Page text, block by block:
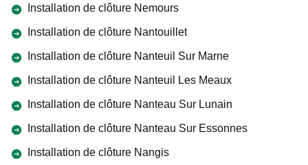
Installation de clôture Nemours
Installation de clôture Nantouillet
Installation de clôture Nanteuil Sur Marne
Installation de clôture Nanteuil Les Meaux
Installation de clôture Nanteau Sur Lunain
Installation de clôture Nanteau Sur Essonnes
Installation de clôture Nangis